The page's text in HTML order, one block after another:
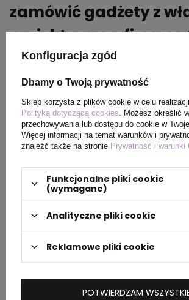
zamówić gadżety z
projektem
Oczywiście. Przykładowo hellogadzet
możliwość personalizacji produktów
projektem i pomaga przygotować
wersję logo do znakowania.
Podsumowanie
Gadżety reklamowe dla firmy
zamówić u producentów, w
promocyjnymi. Przy wyborze warto
produkty praktyczne i trwałe,
specyfiki pracy kierowców i
Konfiguracja zgód
Dbamy o Twoją prywatność
Sklep korzysta z plików cookie w celu
Polityką dotyczącą cookies . Możesz określić
przechowywania lub dostępu do cookie w
Więcej informacji na temat warunków i
znaleźć także na stronie Prywatność i warunki
Funkcjonalne pliki cookie
(wymagane)
Analityczne pliki cookie
Reklamowe pliki cookie
POTWIERDZAM